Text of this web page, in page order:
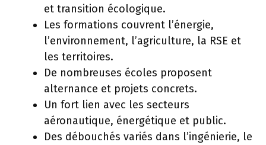
et transition écologique.
Les formations couvrent l’énergie,
l’environnement, l’agriculture, la RSE et
les territoires.
De nombreuses écoles proposent
alternance et projets concrets.
Un fort lien avec les secteurs
aéronautique, énergétique et public.
Des débouchés variés dans l’ingénierie, le